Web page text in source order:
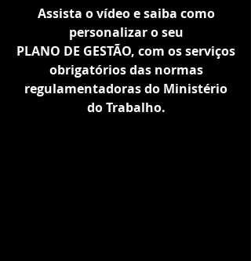
Assista o vídeo e saiba como
personalizar o seu
PLANO DE GESTÃO, com os serviços
obrigatórios das normas
regulamentadoras do Ministério
do Trabalho.